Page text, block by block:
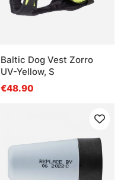
Baltic Dog Vest Zorro
UV-Yellow, S
€48.90